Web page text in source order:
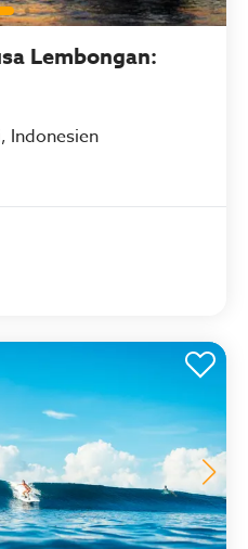
Lembongan:
Indonesien